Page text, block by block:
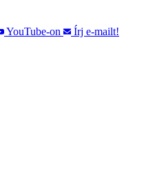
YouTube-on
Írj e-mailt!